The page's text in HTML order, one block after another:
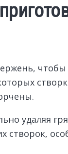
удаляя
створок,